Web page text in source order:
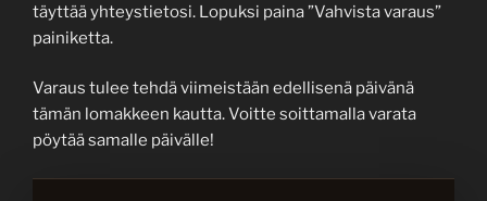
täyttää yhteystietosi. Lopuksi paina ”Vahvista varaus”
painiketta.
Varaus tulee tehdä viimeistään edellisenä päivänä
tämän lomakkeen kautta. Voitte soittamalla varata
pöytää samalle päivälle!